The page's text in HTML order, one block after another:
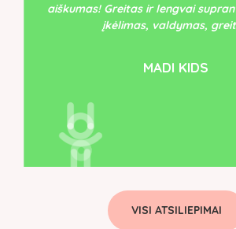
aiškumas! Greitas ir lengvai
įkėlimas, valdymas,
MADI KIDS
VISI ATSILIEPIMAI